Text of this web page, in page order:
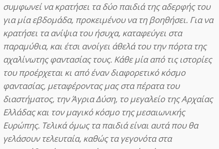
συμφωνεί να κρατήσει τα δύο παιδιά της αδερφής του
για μία εβδομάδα, προκειμένου να τη βοηθήσει. Για να
κρατήσει τα ανίψια του ήσυχα, καταφεύγει στα
παραμύθια, και έτσι ανοίγει άθελά του την πόρτα της
αχαλίνωτης φαντασίας τους. Κάθε μία από τις ιστορίες
του προέρχεται κι από έναν διαφορετικό κόσμο
φαντασίας, μεταφέροντας μας στα πέρατα του
διαστήματος, την Άγρια Δύση, το μεγαλείο της Αρχαίας
Ελλάδας και τον μαγικό κόσμο της μεσαιωνικής
Ευρώπης. Τελικά όμως τα παιδιά είναι αυτά που θα
γελάσουν τελευταία, καθώς τα γεγονότα στα